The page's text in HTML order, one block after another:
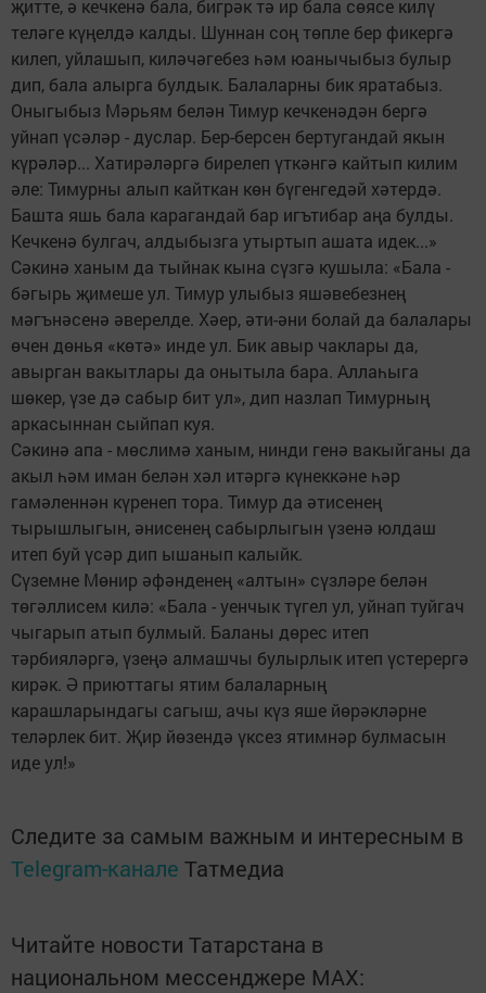
җитте, ә кечкенә бала, бигрәк тә ир бала сөясе килү
теләге күңелдә калды. Шуннан соң төпле бер фикергә
килеп, уйлашып, киләчәгебез һәм юанычыбыз булыр
дип, бала алырга булдык. Балаларны бик яратабыз.
Оныгыбыз Мәрьям белән Тимур кечкенәдән бергә
уйнап үсәләр - дуслар. Бер-берсен бертугандай якын
күрәләр... Хатирәләргә бирелеп үткәнгә кайтып килим
әле: Тимурны алып кайткан көн бүгенгедәй хәтердә.
Башта яшь бала карагандай бар игътибар аңа булды.
Кечкенә булгач, алдыбызга утыртып ашата идек...»
Сәкинә ханым да тыйнак кына сүзгә кушыла: «Бала -
бәгырь җимеше ул. Тимур улыбыз яшәвебезнең
мәгънәсенә әверелде. Хәер, әти-әни болай да балалары
өчен дөнья «көтә» инде ул. Бик авыр чаклары да,
авырган вакытлары да онытыла бара. Аллаһыга
шөкер, үзе дә сабыр бит ул», дип назлап Тимурның
аркасыннан сыйпап куя.
Сәкинә апа - мөслимә ханым, нинди генә вакыйганы да
акыл һәм иман белән хәл итәргә күнеккәне һәр
гамәленнән күренеп тора. Тимур да әтисенең
тырышлыгын, әнисенең сабырлыгын үзенә юлдаш
итеп буй үсәр дип ышанып калыйк.
Сүземне Мөнир әфәнденең «алтын» сүзләре белән
төгәллисем килә: «Бала - уенчык түгел ул, уйнап туйгач
чыгарып атып булмый. Баланы дөрес итеп
тәрбияләргә, үзеңә алмашчы булырлык итеп үстерергә
кирәк. Ә приюттагы ятим балаларның
карашларындагы сагыш, ачы күз яше йөрәкләрне
теләрлек бит. Җир йөзендә үксез ятимнәр булмасын
иде ул!»
Следите за самым важным и интересным в
Telegram-канале Татмедиа
Читайте новости Татарстана в
национальном мессенджере MАХ: